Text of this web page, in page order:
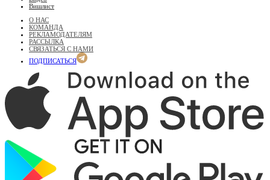
Вишлист
О НАС
КОМАНДА
РЕКЛАМОДАТЕЛЯМ
РАССЫЛКА
СВЯЗАТЬСЯ С НАМИ
ПОДПИСАТЬСЯ